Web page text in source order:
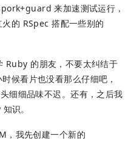
来加速测试运行，
的 RSpec 搭配一些别的
Ruby 的朋友，不要太纠结于
候看片也没看那么仔细吧，
细细品味不迟。还有，之后我
识。
，我先创建一个新的